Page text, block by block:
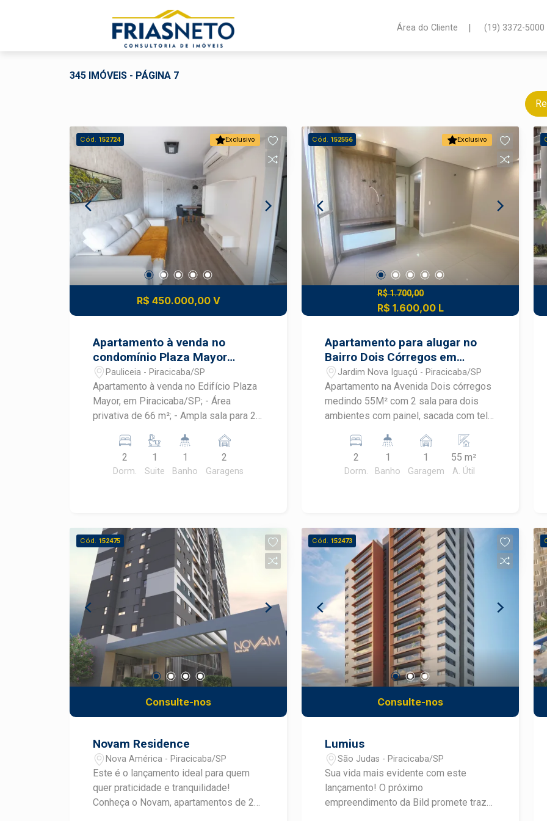
Área do Cliente | (19) 3372-5000
345 IMÓVEIS - PÁGINA 7
Exclusivo
Cód. 152724
R$ 450.000,00 V
Apartamento à venda no
condomínio Plaza Mayor
Residencial
Pauliceia - Piracicaba/SP
Apartamento à venda no Edifício Plaza
Mayor, em Piracicaba/SP; - Área
privativa de 66 m²; - Ampla sala para 2
integração; - Sacada, trazendo mais
ventilação e iluminação natural; - Sala
equipada com ar-condicionado; - 2
Banheiro social com box em blindex; -
Cozinha planejada, rica em armários; -
Excelente distribuição dos ambientes,
oferecendo praticidade para o dia a dia;
- 2 vagas de garagem; - Apartamento
pronto para morar. Sobre a localização: -
Localizado em uma das regiões mais
valorizadas de Piracicaba; - Fácil
acesso às principais avenidas da
cidade; - Próximo a supermercados,
farmácias, escolas, academias e
excelente infraestrutura, oferecendo
tranquilo e consolidado, ideal para
quem busca conforto e conveniência.
Agende sua visita e aproveite esta
excelente oportunidade de morar ou
investir em um dos melhores
endereços de Piracicaba.
2
Dorm.
1
Suite
1
Banho
2
Garagens
Exclusivo
Cód. 152556
R$ 1.700,00
R$ 1.600,00 L
Apartamento para alugar no
Bairro Dois Córregos em
Piracicaba
Jardim Nova Iguaçú - Piracicaba/SP
Apartamento na Avenida Dois córregos
medindo 55M² com 2 sala para dois
ambientes com painel, sacada com tela
gabinete, cozinha planejada, dois
dormitórios (sendo um com armário
embutido). 1 vaga de garagem.
com elevador.
2
Dorm.
1
Banho
1
Garagem
55 m²
A. Útil
Cód. 152475
Consulte-nos
Novam Residence
Nova América - Piracicaba/SP
Este é o lançamento ideal para quem
quer praticidade e tranquilidade!
Conheça o Novam, apartamentos de 2
Cód. 152473
Consulte-nos
Lumius
São Judas - Piracicaba/SP
Sua vida mais evidente com este
lançamento! O próximo
empreendimento da Bild promete trazer